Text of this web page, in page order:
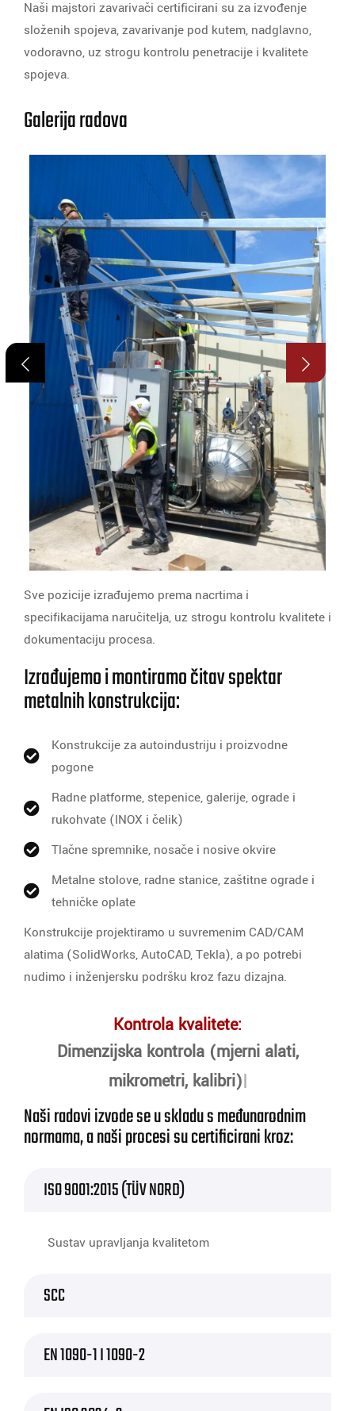
Naši majstori zavarivači certificirani su za izvođenje
složenih spojeva, zavarivanje pod kutem, nadglavno,
vodoravno, uz strogu kontrolu penetracije i kvalitete
spojeva.
Galerija radova
Sve pozicije izrađujemo prema nacrtima i
specifikacijama naručitelja, uz strogu kontrolu kvalitete i
dokumentaciju procesa.
Izrađujemo i montiramo čitav spektar
metalnih konstrukcija:
Konstrukcije za autoindustriju i proizvodne
pogone
Radne platforme, stepenice, galerije, ograde i
rukohvate (INOX i čelik)
Tlačne spremnike, nosače i nosive okvire
Metalne stolove, radne stanice, zaštitne ograde i
tehničke oplate
Konstrukcije projektiramo u suvremenim CAD/CAM
alatima (SolidWorks, AutoCAD, Tekla), a po potrebi
nudimo i inženjersku podršku kroz fazu dizajna.
Kontrola kvalitete:
Dimenzijska kontrola (mjerni alati,
mikrometri, kalibri)
Naši radovi izvode se u skladu s međunarodnim
normama, a naši procesi su certificirani kroz:
ISO 9001:2015 (TÜV NORD)
Sustav upravljanja kvalitetom
SCC
EN 1090-1 I 1090-2